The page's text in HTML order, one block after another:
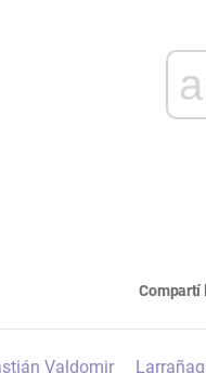
Compartí
Valdomir